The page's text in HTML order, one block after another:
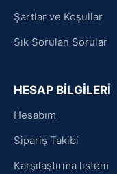
Şartlar ve Koşullar
Sık Sorulan Sorular
HESAP BİLGİLERİ
Hesabım
Sipariş Takibi
Karşılaştırma listem